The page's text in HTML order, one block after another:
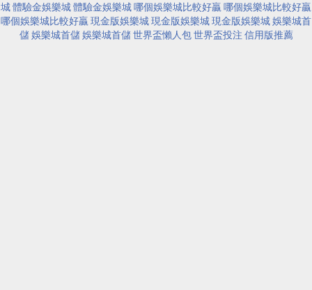
城體驗金娛樂城體驗金娛樂城哪個娛樂城比較好贏 哪個娛樂城比較好贏
哪個娛樂城比較好贏 現金版娛樂城現金版娛樂城現金版娛樂城娛樂城首
儲 娛樂城首儲 娛樂城首儲 世界盃懶人包 世界盃投注 信用版推薦